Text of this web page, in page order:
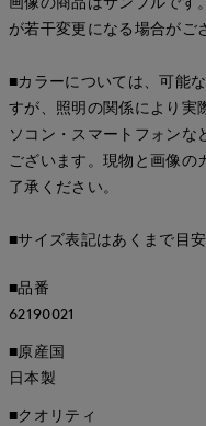
cm
170cm
が若干変更になる場合がご
■カラーについては、可能
すが、照明の関係により実
ソコン・スマートフォンな
ございます。現物と画像の
了承ください。
■サイズ表記はあくまで目安
■品番
62190021
■原産国
日本製
■クオリティ